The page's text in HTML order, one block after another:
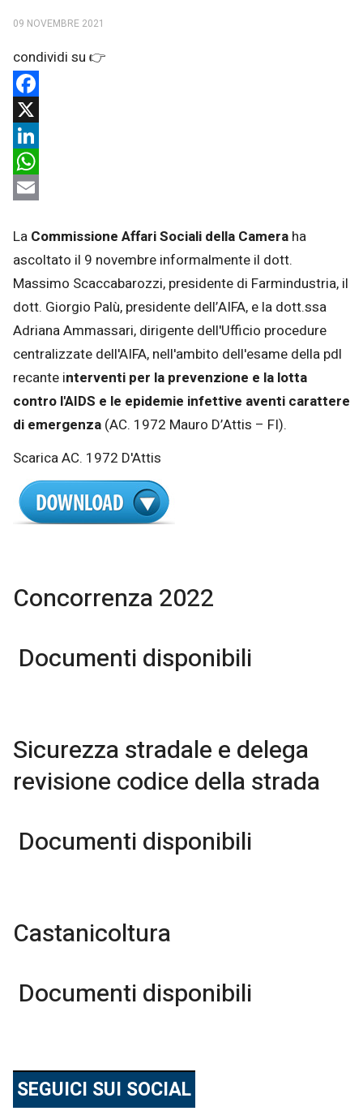
09 NOVEMBRE 2021
Facebook
X
LinkedIn
WhatsApp
La Commissione Affari Sociali della Camera ha
ascoltato il 9 novembre informalmente il dott.
Massimo Scaccabarozzi, presidente di Farmindustria, il
dott. Giorgio Palù, presidente dell’AIFA, e la dott.ssa
Adriana Ammassari, dirigente dell'Ufficio procedure
centralizzate dell'AIFA, nell'ambito dell'esame della pdl
recante interventi per la prevenzione e la lotta
contro l'AIDS e le epidemie infettive aventi carattere
di emergenza (AC. 1972 Mauro D’Attis – FI).
Scarica AC. 1972 D'Attis
Concorrenza 2022
Documenti disponibili
Sicurezza stradale e delega
revisione codice della strada
Documenti disponibili
Castanicoltura
Documenti disponibili
SEGUICI SUI SOCIAL